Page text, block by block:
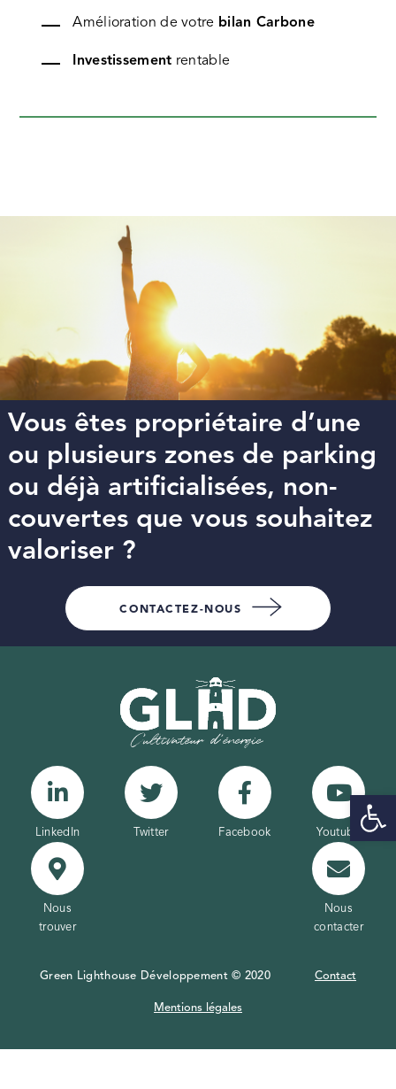
Ouvrir
Amélioration de votre bilan Carbone
Investissement rentable
Vous êtes propriétaire d’une
ou plusieurs zones de parking
ou déjà artificialisées, non-
couvertes que vous souhaitez
valoriser ?
CONTACTEZ-NOUS
LinkedIn Twitter Facebook Youtube
Nous
trouver
Nous
contacter
Green Lighthouse Développement © 2020 Contact
Mentions légales